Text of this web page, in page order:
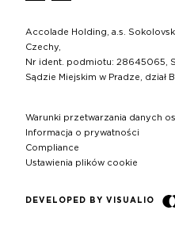
Accolade Holding, a.s.
Czechy,
Nr ident. podmiotu: 28645065,
Sądzie Miejskim w Pradze, dział
Warunki przetwarzania danych
Informacja o prywatności
Compliance
Ustawienia plików cookie
DEVELOPED BY VISUALIO